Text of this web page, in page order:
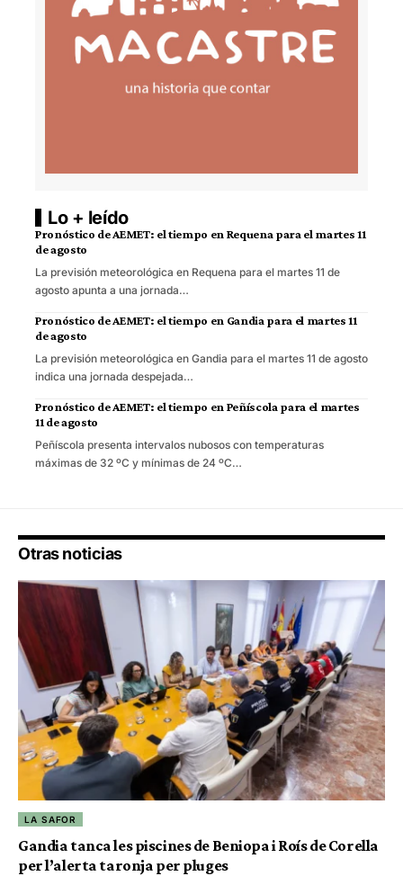
Lo + leído
Pronóstico de AEMET: el tiempo en Requena para el martes 11
de agosto
La previsión meteorológica en Requena para el martes 11 de
agosto apunta a una jornada…
Pronóstico de AEMET: el tiempo en Gandia para el martes 11
de agosto
La previsión meteorológica en Gandia para el martes 11 de agosto
indica una jornada despejada…
Pronóstico de AEMET: el tiempo en Peñíscola para el martes
11 de agosto
Peñíscola presenta intervalos nubosos con temperaturas
máximas de 32 ºC y mínimas de 24 ºC…
Otras noticias
LA SAFOR
Gandia tanca les piscines de Beniopa i Roís de Corella
per l’alerta taronja per pluges